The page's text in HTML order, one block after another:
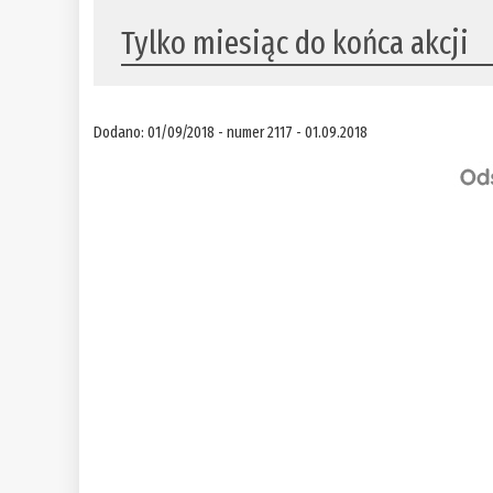
Tylko miesiąc do końca akcji
Dodano: 01/09/2018 - numer 2117 - 01.09.2018